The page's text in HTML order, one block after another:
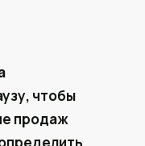
чтобы
продаж